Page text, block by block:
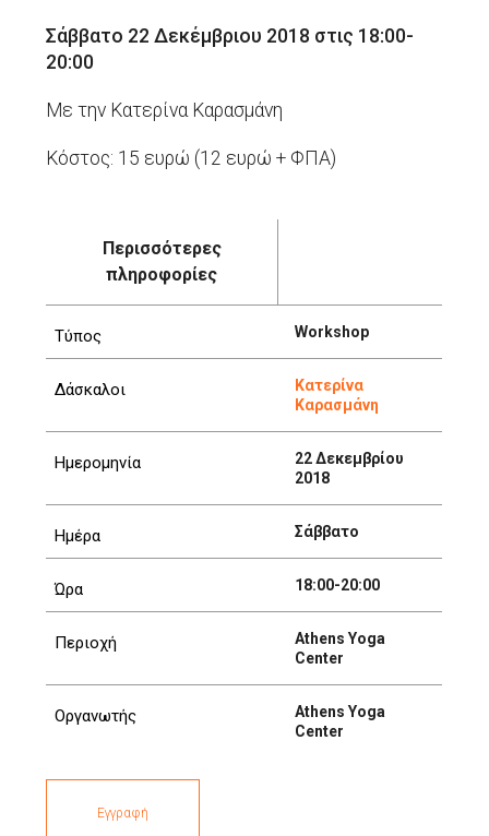
Σάββατο 22 Δεκέμβριου 2018 στις 18:00-
20:00
Με την Κατερίνα Καρασμάνη
Κόστος: 15 ευρώ (12 ευρώ + ΦΠΑ)
Περισσότερες
πληροφορίες
Τύπος Workshop
Δάσκαλοι
Κατερίνα
Καρασμάνη
Ημερομηνία
22 Δεκεμβρίου
2018
Ημέρα Σάββατο
Ώρα 18:00-20:00
Περιοχή
Athens Yoga
Center
Οργανωτής
Athens Yoga
Center
Εγγραφή